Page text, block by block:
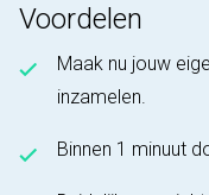
Voordelen
Maak nu jouw
inzamelen.
Binnen 1 minuut